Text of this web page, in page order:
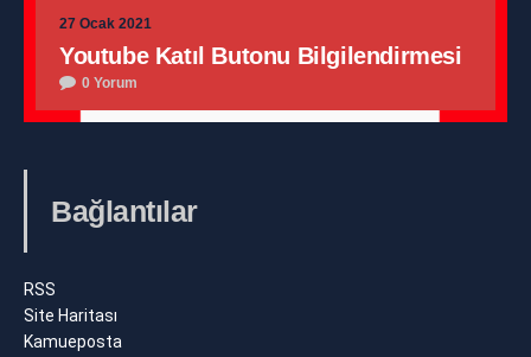
27 Ocak 2021
Youtube Katıl Butonu Bilgilendirmesi
0 Yorum
Bağlantılar
RSS
Site Haritası
Kamueposta